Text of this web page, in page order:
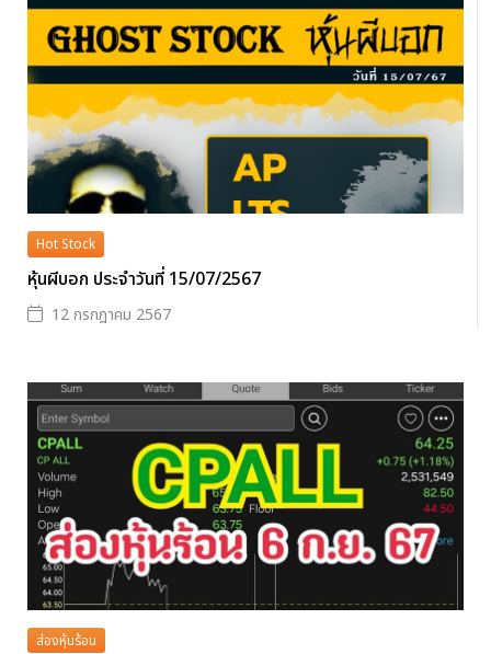
Hot Stock
หุ้นผีบอก ประจำวันที่ 15/07/2567
12 กรกฎาคม 2567
ส่องหุ้นร้อน